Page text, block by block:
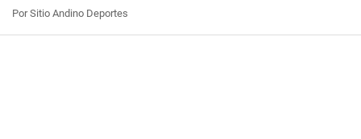
Por Sitio Andino Deportes